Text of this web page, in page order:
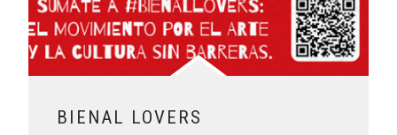
BIENAL LOVERS